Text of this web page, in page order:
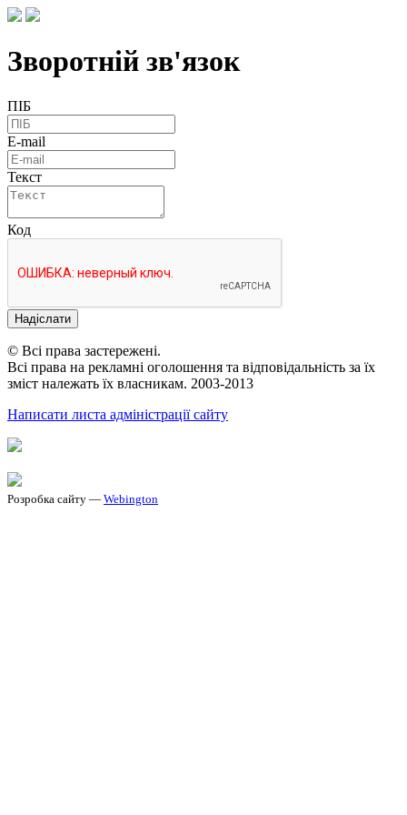
Зворотній зв'язок
ПІБ
E-mail
Текст
Код
Надіслати
© Всі права застережені.
Всі права на рекламні оголошення та відповідальність за їх
зміст належать їх власникам. 2003-2013
Написати листа адміністрації сайту
Розробка сайту — Webington